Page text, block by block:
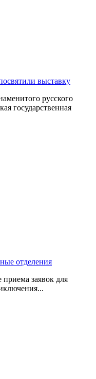
выставку
русского
государственная
отделения
заявок для